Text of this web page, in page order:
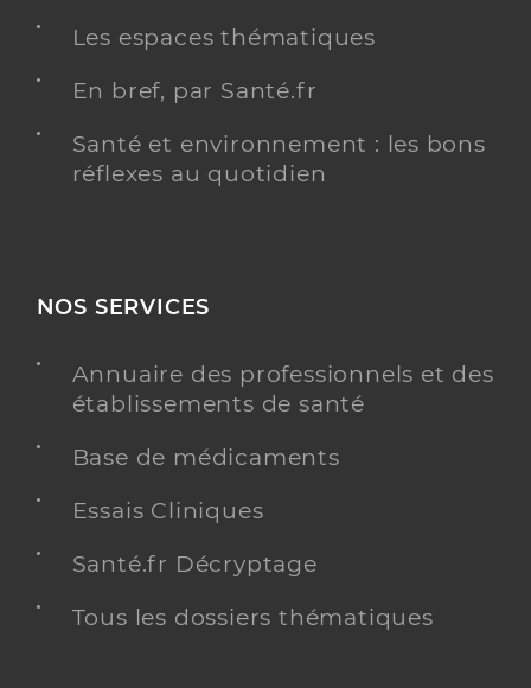
Les espaces thématiques
En bref, par Santé.fr
Santé et environnement : les bons
réflexes au quotidien
NOS SERVICES
Annuaire des professionnels et des
établissements de santé
Base de médicaments
Essais Cliniques
Santé.fr Décryptage
Tous les dossiers thématiques